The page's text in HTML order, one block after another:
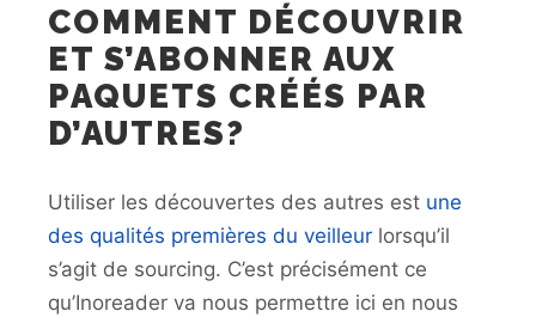
COMMENT DÉCOUVRIR
ET S’ABONNER AUX
PAQUETS CRÉÉS PAR
D’AUTRES?
Utiliser les découvertes des autres est une
des qualités premières du veilleur lorsqu’il
s’agit de sourcing. C’est précisément ce
qu’Inoreader va nous permettre ici en nous